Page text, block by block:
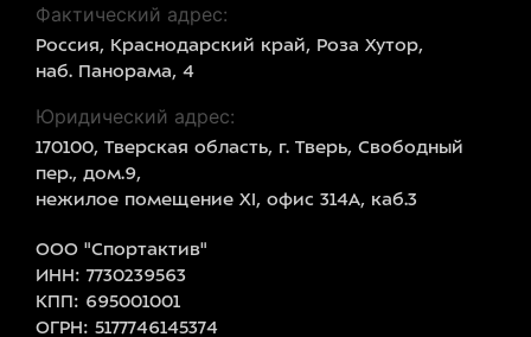
Фактический адрес:
Россия, Краснодарский край, Роза Хутор,
наб. Панорама, 4
Юридический адрес:
170100, Тверская область, г. Тверь, Свободный
пер., дом.9,
нежилое помещение XI, офис 314А, каб.3
ООО "Спортактив"
ИНН: 7730239563
КПП: 695001001
ОГРН: 5177746145374